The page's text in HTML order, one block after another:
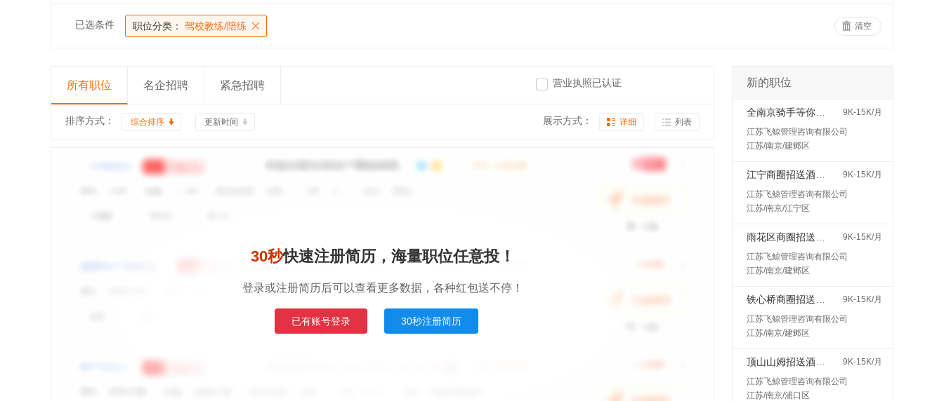
已选条件 职位分类： 驾校教练/陪练 清空
所有职位 名企招聘 紧急招聘 营业执照已认证
排序方式： 综合排序 更新时间 展示方式： 详细 列表
30秒快速注册简历，海量职位任意投！
登录或注册简历后可以查看更多数据，各种红包送不停！
已有账号登录 30秒注册简历
新的职位
9K-15K/月
江苏飞鲸管理咨询有限公司
江苏/南京/建邺区
9K-15K/月
江苏飞鲸管理咨询有限公司
江苏/南京/江宁区
9K-15K/月
江苏飞鲸管理咨询有限公司
江苏/南京/建邺区
9K-15K/月
江苏飞鲸管理咨询有限公司
江苏/南京/建邺区
9K-15K/月
江苏飞鲸管理咨询有限公司
江苏/南京/浦口区